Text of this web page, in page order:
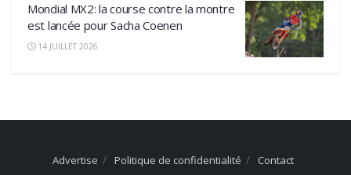
Mondial MX2: la course contre la montre
est lancée pour Sacha Coenen
14 JUILLET 2026
Advertise Politique de confidentialité Contact